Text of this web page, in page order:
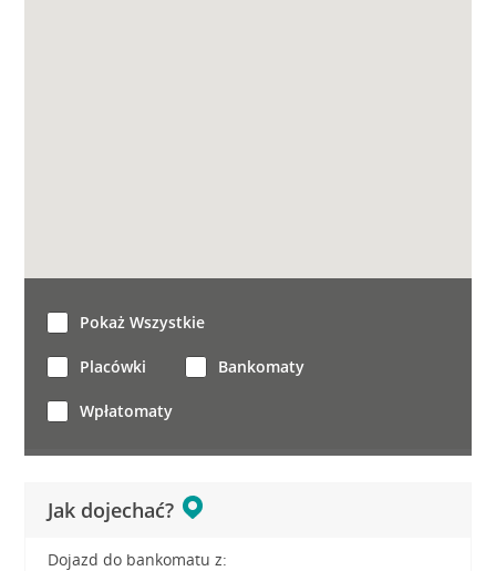
Jak dojechać?
Dojazd do bankomatu z:
Pokaż Wszystkie
Placówki Bankomaty
Wpłatomaty